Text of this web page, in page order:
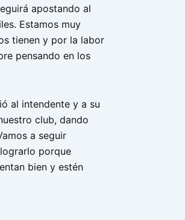
apostando al
Estamos muy
tienen y por la labor
pensando en los
al intendente y a su
club, dando
a seguir
porque
bien y estén